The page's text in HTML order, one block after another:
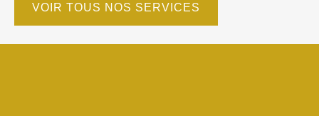
VOIR TOUS NOS SERVICES